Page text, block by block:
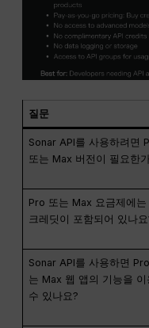
질문
Sonar API를 사용하려면
또는 Max 버전이 필요한
Pro 또는 Max 요금제에는
크레딧이 포함되어 있나
Sonar API를 사용하면
는 Max 웹 앱의 기능을 이
수 있나요?